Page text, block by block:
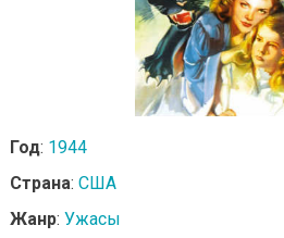
Год: 1944
Страна: США
Жанр: Ужасы